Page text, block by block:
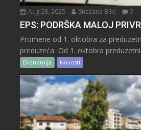
Aug 28, 2025 Snežana Bilić 0
EPS: PODRŠKA MALOJ
Promene od 1. oktobra za
preduzeća Od 1. oktobra
Ekonomija Novosti